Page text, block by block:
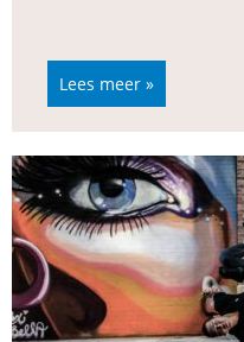
Lees meer »